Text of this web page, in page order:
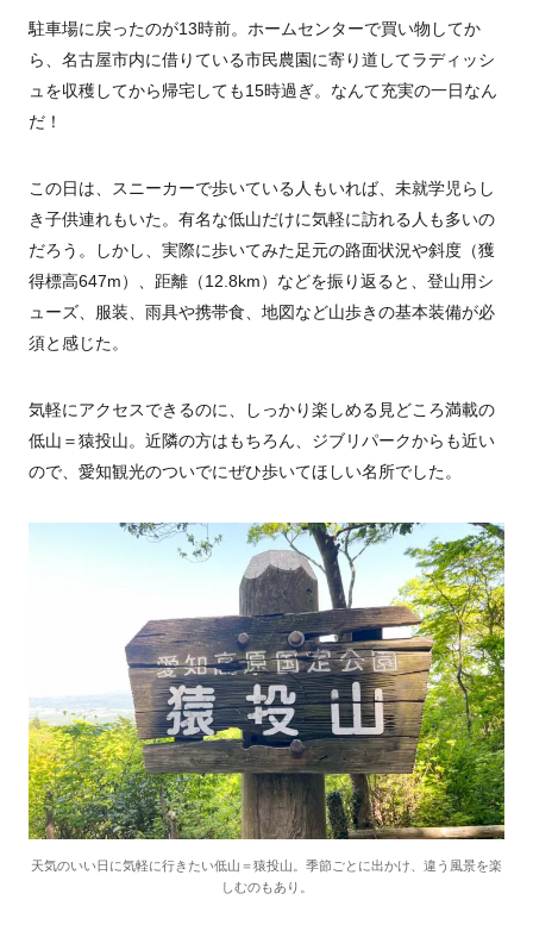
駐車場に戻ったのが13時前。ホームセンターで買い物してか
ら、名古屋市内に借りている市民農園に寄り道してラディッシ
ュを収穫してから帰宅しても15時過ぎ。なんて充実の一日なん
だ！
この日は、スニーカーで歩いている人もいれば、未就学児らし
き子供連れもいた。有名な低山だけに気軽に訪れる人も多いの
だろう。しかし、実際に歩いてみた足元の路面状況や斜度（獲
得標高647m）、距離（12.8km）などを振り返ると、登山用シ
ューズ、服装、雨具や携帯食、地図など山歩きの基本装備が必
須と感じた。
気軽にアクセスできるのに、しっかり楽しめる見どころ満載の
低山＝猿投山。近隣の方はもちろん、ジブリパークからも近い
ので、愛知観光のついでにぜひ歩いてほしい名所でした。
天気のいい日に気軽に行きたい低山＝猿投山。季節ごとに出かけ、違う風景を楽
しむのもあり。